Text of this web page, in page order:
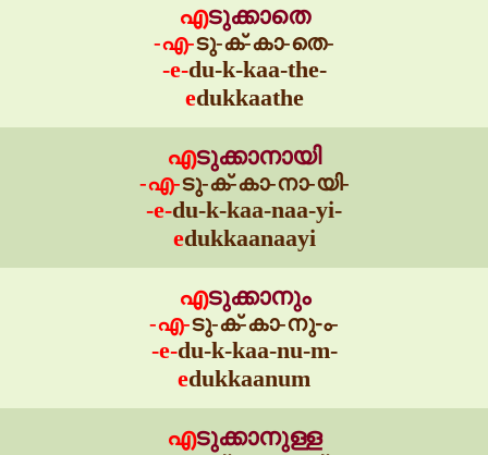
എടുക്കാതെ
-എ-ടു-ക്-കാ-തെ-
-e-du-k-kaa-the-
edukkaathe
എടുക്കാനായി
-എ-ടു-ക്-കാ-നാ-യി-
-e-du-k-kaa-naa-yi-
edukkaanaayi
എടുക്കാനും
-എ-ടു-ക്-കാ-നു-ം-
-e-du-k-kaa-nu-m-
edukkaanum
എടുക്കാനുള്ള